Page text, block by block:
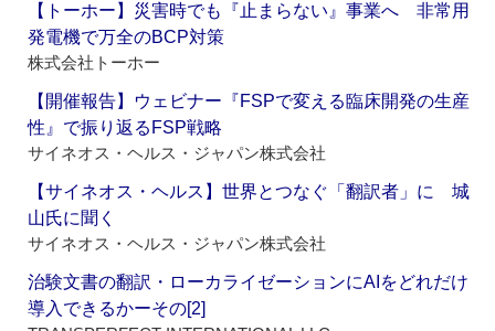
【トーホー】災害時でも『止まらない』事業へ 非常用
発電機で万全のBCP対策
株式会社トーホー
【開催報告】ウェビナー『FSPで変える臨床開発の生産
性』で振り返るFSP戦略
サイネオス・ヘルス・ジャパン株式会社
【サイネオス・ヘルス】世界とつなぐ「翻訳者」に 城
山氏に聞く
サイネオス・ヘルス・ジャパン株式会社
治験文書の翻訳・ローカライゼーションにAIをどれだけ
導入できるかーその[2]